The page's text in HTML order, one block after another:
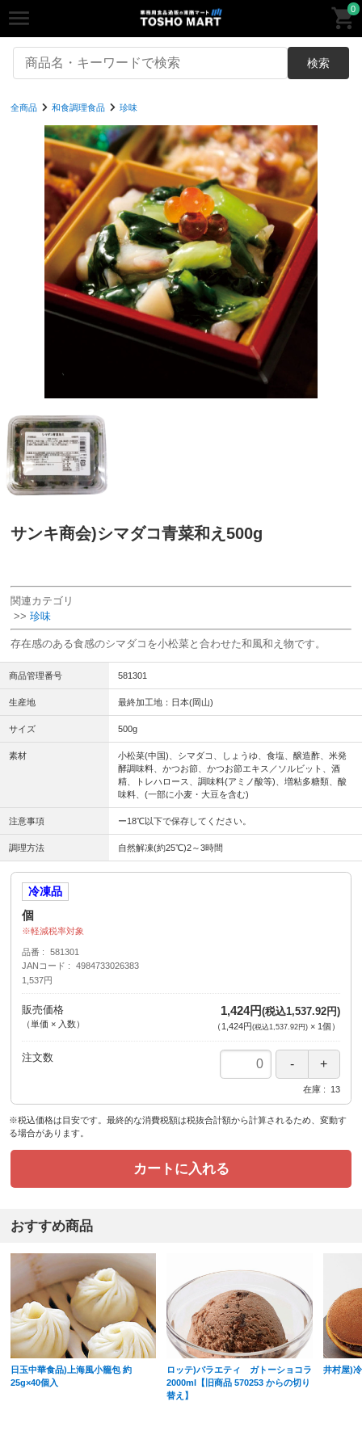
0
検索
全商品 和食調理食品 珍味
サンキ商会)シマダコ青菜和え500g
関連カテゴリ
>> 珍味
存在感のある食感のシマダコを小松菜と合わせた和風和え物です。
商品管理番号 581301
生産地 最終加工地：日本(岡山)
サイズ 500g
素材
小松菜(中国)、シマダコ、しょうゆ、食塩、醸造酢、米発
酵調味料、かつお節、かつお節エキス／ソルビット、酒
精、トレハロース、調味料(アミノ酸等)、増粘多糖類、酸
味料、(一部に小麦・大豆を含む)
注意事項 ー18℃以下で保存してください。
調理方法 自然解凍(約25℃)2～3時間
冷凍品
個
軽減税率対象
品番
581301
JANコード
4984733026383
1,537円
販売価格
（単価 × 入数）
1,424円(税込1,537.92円)
（ 1,424円(税込1,537.92円)× 1個 ）
注文数
在庫 13
※税込価格は目安です。最終的な消費税額は税抜合計額から計算されるため、変動す
る場合があります。
カートに入れる
おすすめ商品
日玉中華食品)上海風小籠包 約
25g×40個入
ロッテ)バラエティ ガトーショコラ
2000ml【旧商品 570253 からの切り
替え】
井村屋)